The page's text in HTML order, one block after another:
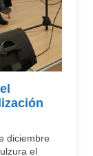
diciembre
el